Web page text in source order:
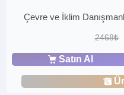
Çevre ve İklim
2468₺
Satın Al